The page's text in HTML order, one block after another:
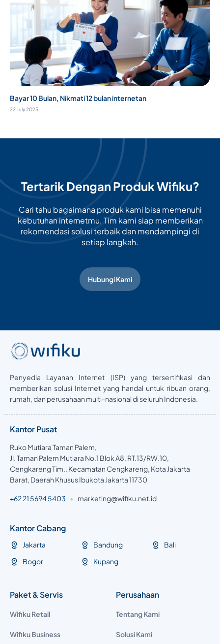
Bayar 10 Bulan, Nikmati 12 bulan internetan
22 July 2025
Tertarik Dengan Produk Wifiku?
Cari tahu bagaimana produk kami bisa memenuhi
kebutuhan internetmu. Tim kami siap memberikan
rekomendasi solusi terbaik dan mendampingi di
setiap langkah.
Hubungi Kami
Penyedia Layanan Internet (ISP) yang tersertifikasi dan
memberikan solusi Internet yang handal untuk ribuan orang,
rumah, dan perusahaan multi-nasional di seluruh Indonesia.
Kantor Pusat
Ruko Mutiara Taman Palem,
Jl. Taman Palem Mutiara No.1 Blok A8, RT.13/RW.10,
Cengkareng Tim., Kecamatan Cengkareng, Kota Jakarta
Barat, Daerah Khusus Ibukota Jakarta 11730
+62 21 5694 5403 • marketing@wifiku.net.id
Kantor Cabang
Jakarta
Bogor
Bandung
Kupang
Bali
Paket & Servis
Wifiku Retail
Wifiku Business
Perusahaan
Tentang Kami
Solusi Kami